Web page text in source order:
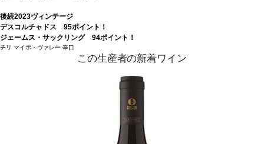
後続2023ヴィンテージ
デスコルチャドス 95ポイント！
ジェームス・サックリング 94ポイント！
チリ マイポ・ヴァレー 辛口
この生産者の新着ワイン